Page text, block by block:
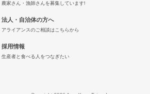
農家さん・漁師さんを募集しています!
法人・自治体の方へ
アライアンスのご相談はこちらから
採用情報
生産者と食べる人をつなぎたい